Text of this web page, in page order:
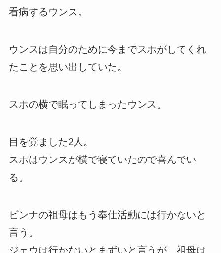
看病するウンス。
ウンスは自分のために今までスホがしてくれ
たことを思い出していた。
スホの横で眠ってしまったウンス。
目を覚ました2人。
スホはウンスが横で寝ていたので喜んでい
る。
ビンナの祖母はもう奉仕活動には行かないと
言う。
ジェウは行かないとまずいと言うが、祖母は